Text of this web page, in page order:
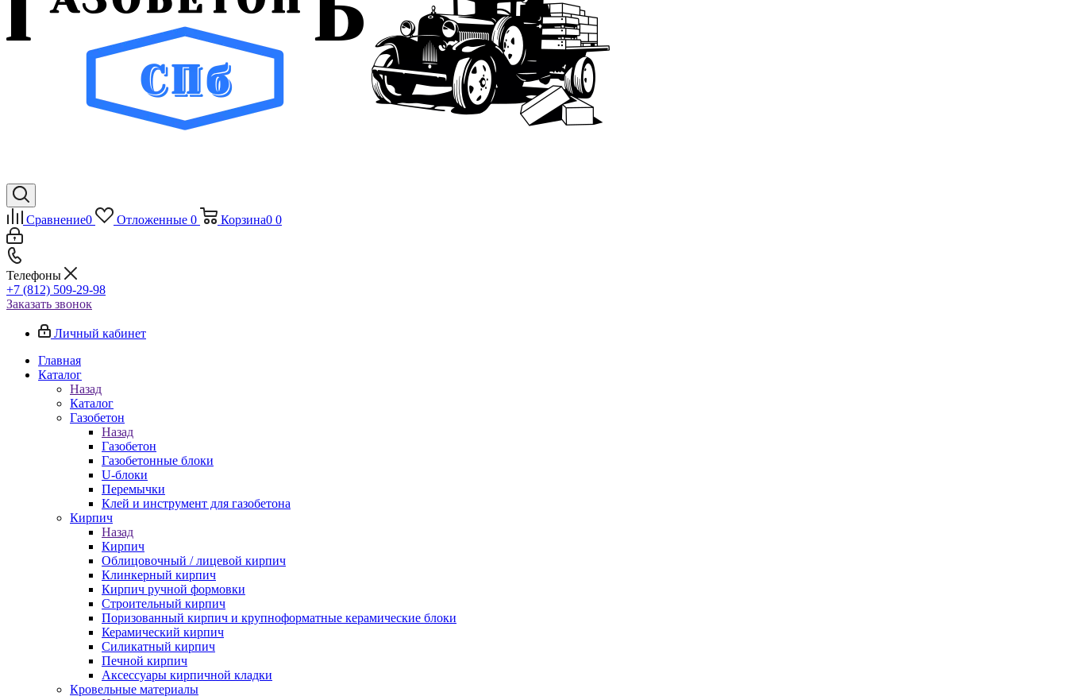
Сравнение0 Отложенные 0 Корзина0 0
Телефоны
+7 (812) 509-29-98
Заказать звонок
Личный кабинет
Главная
Каталог
Назад
Каталог
Газобетон
Назад
Газобетон
Газобетонные блоки
U-блоки
Перемычки
Клей и инструмент для газобетона
Кирпич
Назад
Кирпич
Облицовочный / лицевой кирпич
Клинкерный кирпич
Кирпич ручной формовки
Строительный кирпич
Поризованный кирпич и крупноформатные керамические блоки
Керамический кирпич
Силикатный кирпич
Печной кирпич
Аксессуары кирпичной кладки
Кровельные материалы